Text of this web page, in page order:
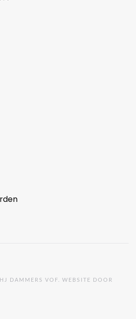
DAMMERS VOF. WEBSITE DOOR